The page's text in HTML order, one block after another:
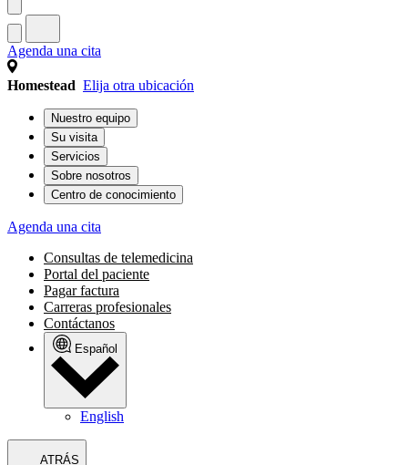
Agenda una cita
Homestead Elija otra ubicación
Nuestro equipo
Su visita
Servicios
Sobre nosotros
Centro de conocimiento
Agenda una cita
Consultas de telemedicina
Portal del paciente
Pagar factura
Carreras profesionales
Contáctanos
Español
English
ATRÁS